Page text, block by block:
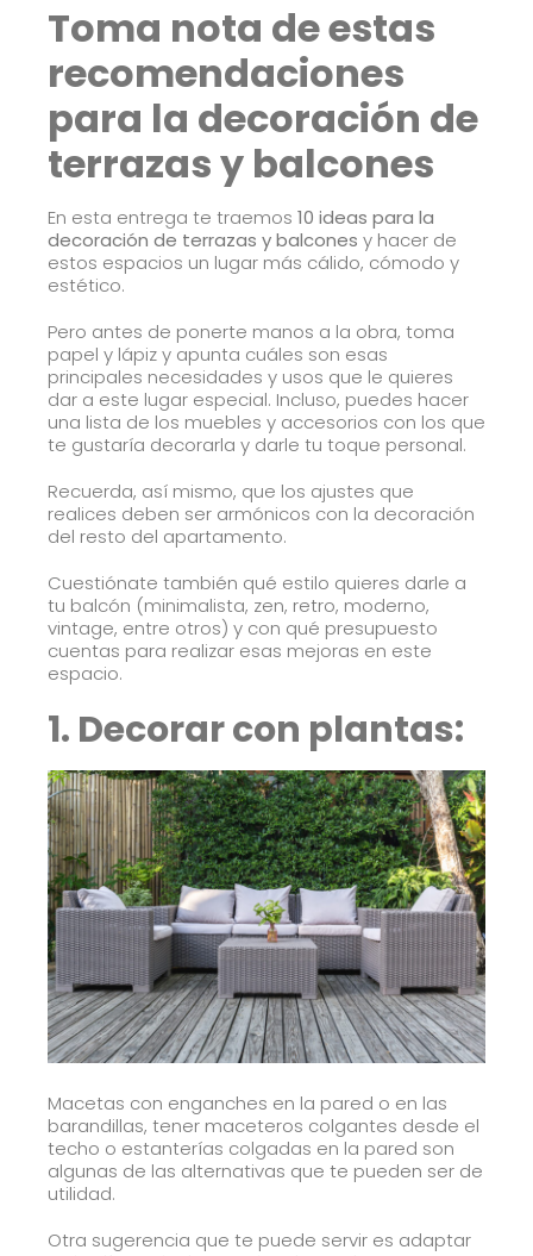
Toma nota de estas
recomendaciones
para la decoración de
terrazas y balcones
En esta entrega te traemos 10 ideas para la
decoración de terrazas y balcones y hacer de
estos espacios un lugar más cálido, cómodo y
estético.
Pero antes de ponerte manos a la obra, toma
papel y lápiz y apunta cuáles son esas
principales necesidades y usos que le quieres
dar a este lugar especial. Incluso, puedes hacer
una lista de los muebles y accesorios con los que
te gustaría decorarla y darle tu toque personal.
Recuerda, así mismo, que los ajustes que
realices deben ser armónicos con la decoración
del resto del apartamento.
Cuestiónate también qué estilo quieres darle a
tu balcón (minimalista, zen, retro, moderno,
vintage, entre otros) y con qué presupuesto
cuentas para realizar esas mejoras en este
espacio.
1. Decorar con plantas:
Macetas con enganches en la pared o en las
barandillas, tener maceteros colgantes desde el
techo o estanterías colgadas en la pared son
algunas de las alternativas que te pueden ser de
utilidad.
Otra sugerencia que te puede servir es adaptar